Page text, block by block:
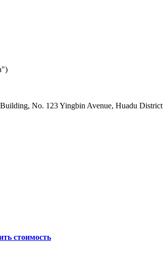
No. 123 Yingbin Avenue, Huadu District
стоимость